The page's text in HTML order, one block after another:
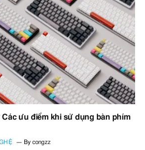
Các ưu điểm khi sử dụng bàn phím
By congzz